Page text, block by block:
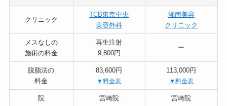
クリニック
TCB東京中央
美容外科
湘南美容
クリニック
メスなしの
施術の料金
再生注射
9,800円
ー
脱脂法の
料金
83,600円
▼料金表
113,000円
▼料金表
院 宮崎院 宮崎院